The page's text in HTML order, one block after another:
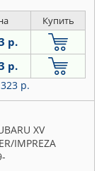
Купить
р.
р.
р.
XV
IMPREZA